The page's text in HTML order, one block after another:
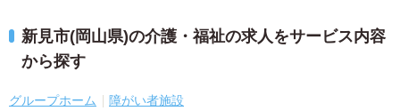
新見市(岡山県)の介護・福祉の求人をサービス内容
から探す
グループホーム 障がい者施設